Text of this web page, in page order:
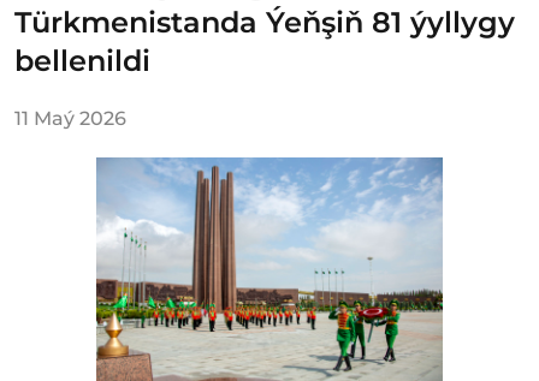
Türkmenistanda Ýeňşiň 81 ýyllygy
bellenildi
11 Maý 2026